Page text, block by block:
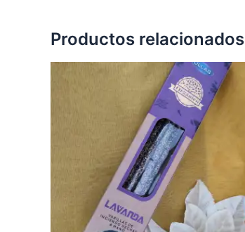
Productos relacionados